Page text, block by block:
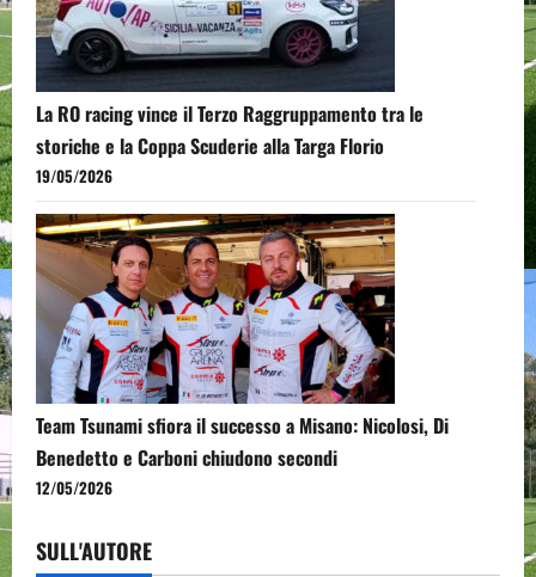
La RO racing vince il Terzo Raggruppamento tra le
storiche e la Coppa Scuderie alla Targa Florio
19/05/2026
Team Tsunami sfiora il successo a Misano: Nicolosi, Di
Benedetto e Carboni chiudono secondi
12/05/2026
SULL'AUTORE